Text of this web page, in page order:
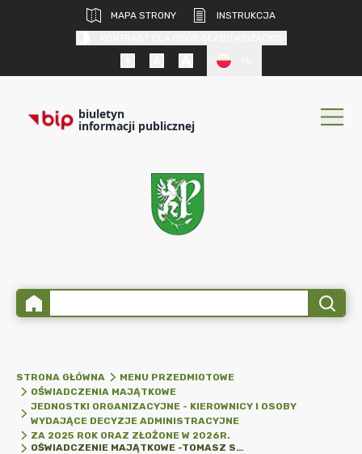
MAPA STRONY
INSTRUKCJA
biuletyn
informacji publicznej
STRONA GŁÓWNA
MENU PRZEDMIOTOWE
OŚWIADCZENIA MAJĄTKOWE
JEDNOSTKI ORGANIZACYJNE - KIEROWNICY I OSOBY
WYDAJĄCE DECYZJE ADMINISTRACYJNE
ZA 2025 ROK ORAZ ZŁOŻONE W 2026R.
OŚWIADCZENIE MAJĄTKOWE -TOMASZ SZLAK - DYREKTOR SZKOŁY PODSTAWOWEJ IM. ZIEMI ŻUŁAWSKIEJ W PRZEJAZDOWIE - STAN NA DZIEŃ 31.12.2025R.